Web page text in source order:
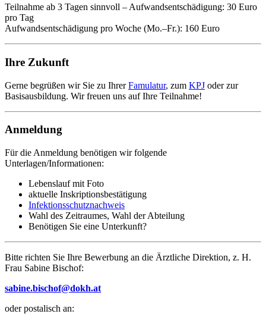
Teilnahme ab 3 Tagen sinnvoll – Aufwandsentschädigung: 30 Euro
pro Tag
Aufwandsentschädigung pro Woche (Mo.–Fr.): 160 Euro
Ihre Zukunft
Gerne begrüßen wir Sie zu IhrerFamulatur, zum KPJ oder zur
Basisausbildung. Wir freuen uns auf Ihre Teilnahme!
Anmeldung
Für die Anmeldung benötigen wir folgende
Unterlagen/Informationen:
Lebenslauf mit Foto
aktuelle Inskriptionsbestätigung
Infektionsschutznachweis
Wahl des Zeitraumes, Wahl der Abteilung
Benötigen Sie eine Unterkunft?
Bitte richten Sie Ihre Bewerbung an die Ärztliche Direktion, z. H.
Frau Sabine Bischof:
sabine.bischof@dokh.at
oder postalisch an: